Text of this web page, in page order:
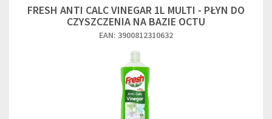
FRESH ANTI CALC VINEGAR 1L MULTI - PŁYN DO
CZYSZCZENIA NA BAZIE OCTU
EAN: 3900812310632